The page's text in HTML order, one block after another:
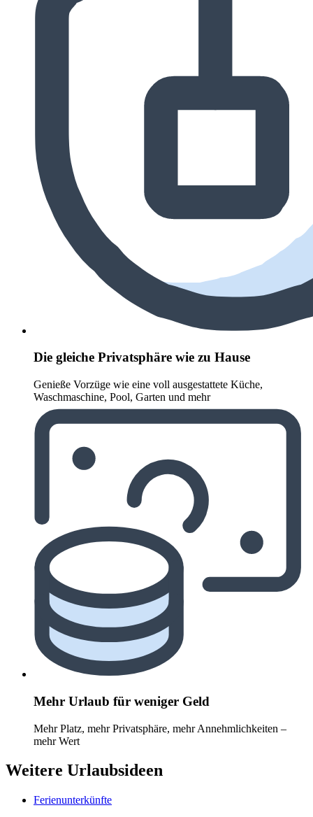
Die gleiche Privatsphäre wie zu Hause
Genieße Vorzüge wie eine voll ausgestattete Küche,
Waschmaschine, Pool, Garten und mehr
Mehr Urlaub für weniger Geld
Mehr Platz, mehr Privatsphäre, mehr Annehmlichkeiten –
mehr Wert
Weitere Urlaubsideen
Ferienunterkünfte